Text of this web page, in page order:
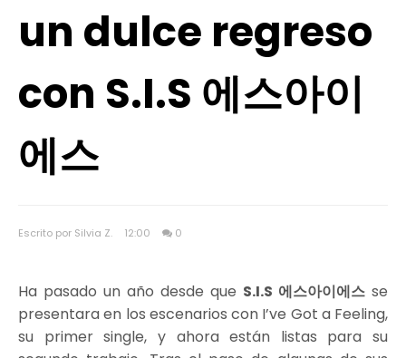
un dulce regreso
con S.I.S 에스아이
에스
Escrito por Silvia Z. 12:00 0
Ha pasado un año desde que S.I.S 에스아이에스 se
presentara en los escenarios con I’ve Got a Feeling,
su primer single, y ahora están listas para su